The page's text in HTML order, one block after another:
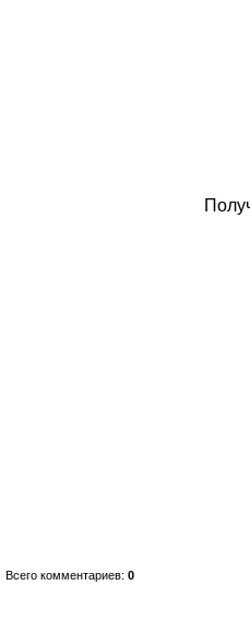
Всего комментариев: 0